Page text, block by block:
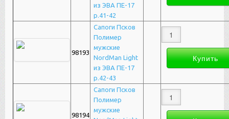
из ЭВА ПЕ-17
р.41-42
98193
Сапоги Псков
Полимер
мужские
NordMan Light
из ЭВА ПЕ-17
р.42-43
98194
Сапоги Псков
Полимер
мужские